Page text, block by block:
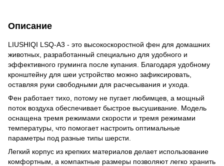
Описание
LIUSHIQI LSQ-A3 - это высокоскоростной фен для домашних
животных, разработанный специально для удобного и
эффективного груминга после купания. Благодаря удобному
кронштейну для шеи устройство можно зафиксировать,
оставляя руки свободными для расчесывания и ухода.
Фен работает тихо, потому не пугает любимцев, а мощный
поток воздуха обеспечивает быстрое высушивание. Модель
оснащена тремя режимами скорости и тремя режимами
температуры, что помогает настроить оптимальные
параметры под разные типы шерсти.
Легкий корпус из крепких материалов делает использование
комфортным, а компактные размеры позволяют легко хранить